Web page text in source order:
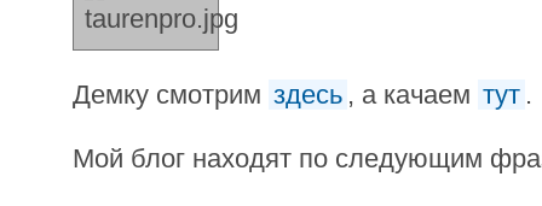
Демку смотрим здесь , а качаем тут .
Мой блог находят по следующим